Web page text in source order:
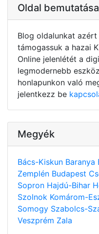
Oldal bemutatása
Blog oldalunkat
támogassuk a hazai
Online jelenlétét a
legmodernebb
honlapunkon való
jelentkezz be
Megyék
Bács-Kiskun Baranya
Zemplén Budapest
Sopron Hajdú-Bihar
Szolnok Komárom-
Somogy Szabolcs-
Veszprém Zala